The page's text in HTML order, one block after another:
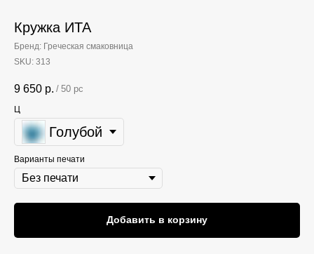
Кружка ИТА
Бренд: Греческая смаковница
SKU: 313
9 650 р. / 50 pc
Ц
Голубой
Варианты печати
Добавить в корзину